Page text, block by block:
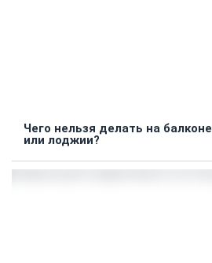
Чего нельзя делать на балконе
или лоджии?